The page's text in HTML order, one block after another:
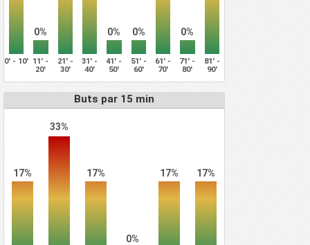
0% 0% 0% 0%
0' - 10' 11' -
20'
21' -
30'
31' -
40'
41' -
50'
51' -
60'
61' -
70'
71' -
80'
81' -
90'
Buts par 15 min
17%
33%
17%
0%
17% 17%